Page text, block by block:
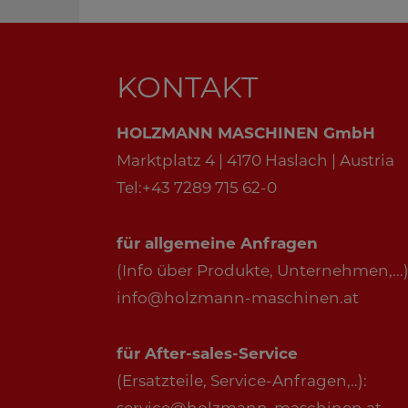
KONTAKT
HOLZMANN MASCHINEN GmbH
Marktplatz 4 | 4170 Haslach | Austria
Tel:+43 7289 715 62-0
für allgemeine Anfragen
(Info über Produkte,
info@holzmann-maschinen.at
für After-sales-Service
(Ersatzteile, Service-Anfragen,..):